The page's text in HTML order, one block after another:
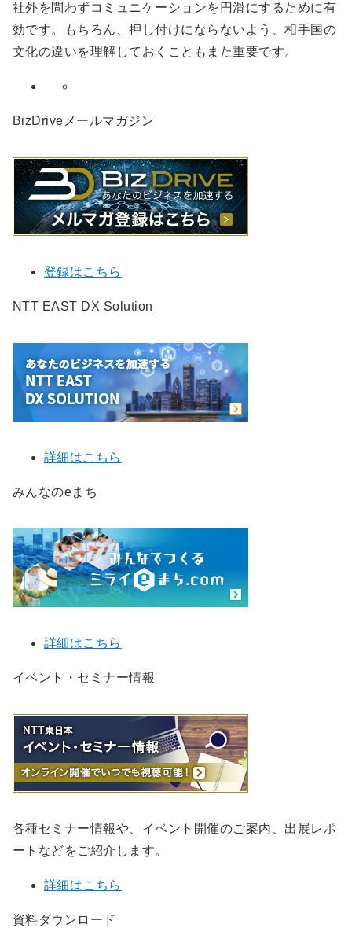
社外を問わずコミュニケーションを円滑にするために有
効です。もちろん、押し付けにならないよう、相手国の
文化の違いを理解しておくこともまた重要です。
BizDriveメールマガジン
登録はこちら
NTT EAST DX Solution
詳細はこちら
みんなのeまち
詳細はこちら
イベント・セミナー情報
各種セミナー情報や、イベント開催のご案内、出展レポ
ートなどをご紹介します。
詳細はこちら
資料ダウンロード